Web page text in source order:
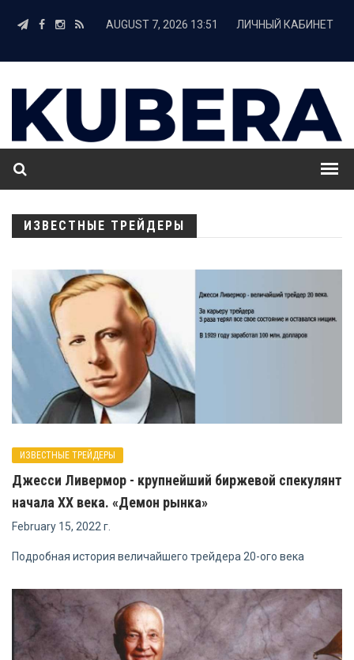
AUGUST 7, 2026 13:51 ЛИЧНЫЙ КАБИНЕТ
ИЗВЕСТНЫЕ ТРЕЙДЕРЫ
ИЗВЕСТНЫЕ ТРЕЙДЕРЫ
Джесси Ливермор - крупнейший биржевой спекулянт
начала ХХ века. «Демон рынка»
February 15, 2022 г.
Подробная история величайшего трейдера 20-ого века